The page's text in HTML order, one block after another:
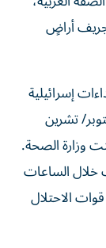
أراضٍ
إسرائيلية
تشرين
ما أعلنت وزارة الصحة.
خلال الساعات
قوات الاحتلال